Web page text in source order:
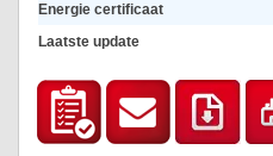
Energie certificaat
Laatste update